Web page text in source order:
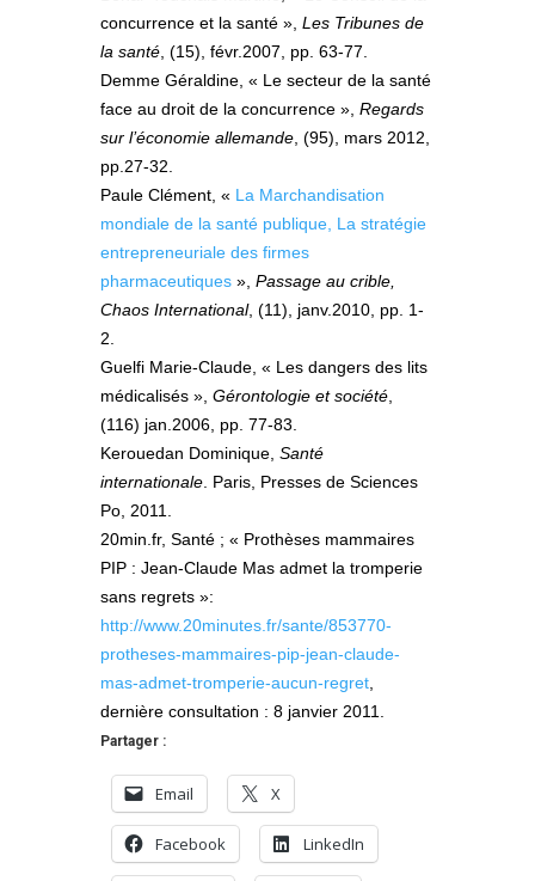
concurrence et la santé », Les Tribunes de
la santé , (15), févr.2007, pp. 63-77.
Demme Géraldine, « Le secteur de la santé
face au droit de la concurrence », Regards
sur l’économie allemande , (95), mars 2012,
pp.27-32.
Paule Clément, « La Marchandisation
mondiale de la santé publique, La stratégie
entrepreneuriale des firmes
pharmaceutiques », Passage au crible,
Chaos International, (11), janv.2010, pp. 1-
2.
Guelfi Marie-Claude, « Les dangers des lits
médicalisés », Gérontologie et société
(116) jan.2006, pp. 77-83.
Kerouedan Dominique, Santé
internationale . Paris, Presses de Sciences
Po, 2011.
20min.fr, Santé ; « Prothèses mammaires
PIP : Jean-Claude Mas admet la tromperie
sans regrets »:
http://www.20minutes.fr/sante/853770-
protheses-mammaires-pip-jean-claude-
mas-admet-tromperie-aucun-regret
dernière consultation : 8 janvier 2011.
Partager :
Email X
Facebook LinkedIn